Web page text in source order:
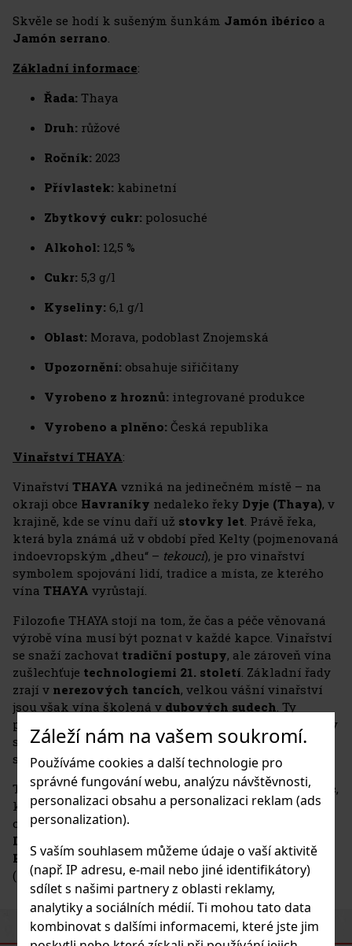
Záleží nám na vašem soukromí.
Používáme cookies a další technologie pro
správné fungování webu, analýzu návštěvnosti,
personalizaci obsahu a personalizaci reklam (ads
personalization).
S vaším souhlasem můžeme údaje o vaší aktivitě
(např. IP adresu, e-mail nebo jiné identifikátory)
sdílet s našimi partnery z oblasti reklamy,
analytiky a sociálních médií. Ti mohou tato data
kombinovat s dalšími informacemi, které jste jim
Skvěle se hodí k sušeným šunkám Jamón ibérico a
Jamón serrano.
Základní informace:
Řada: Thaya
Druh: růžové
Ročník: 2023
Přívlastek: kabinetní
Zbytkový cukr: polosuché
Alkohol: 12,5 %
Cukr: 5,3 g/l
Kyseliny: 6,1 g/l
Oblast: Morava, podoblast Znojemská
Upozornění: obsahuje siřičitany
Vyrobeno z hroznů: integrované produkce
Vyrobeno a plněno: Česká republika
Vinařství THAYA:
Vinařství THAYA vzniká na jedinečném místě – na
okraji obce Havraníky nedaleko řeky Dyje (Thaya), v
krajině, kde se vínu daří už stovky let. Právě řeka,
která byla známá už v období před Kelty (pojmenovaná
indoevropským „dheu“ – tekoucí), je pro vinařství
symbolem spojování lidí, tradice a místa, ze kterého
vína THAYA vyrůstají.
Filozofie THAYA stojí na tom, že čas a péče věnovaná
výrobě vína musí být poznat v každé kapce. Vinařství
se snaží zachovat tradiční postupy, ale zároveň vína
zušlechťuje technologiemi 21. století. Základní řady
zrají v nerezových tancích, velkou vášní vinařství
jsou však vína školená v dubových sudech. Ty
pochází z
a pro jednotlivé odrůdy
se volí rozdílné velikosti sudů, typ pálení i doba
sušení dřeva.
THAYA hospodaří přibližně na 105 ha vlastních vinic,
které leží v bezprostředním okolí vinařství a v
obcíchHnanice, Šatov, Havraníky, Vrbovec a
Dyjákovičky
Podyjíjsou ceněné pro svou slunečnou polohu
(známou už od starověkých Římanů).